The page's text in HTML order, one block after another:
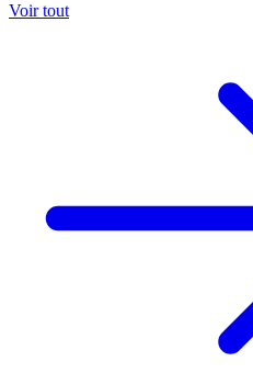
Voir tout